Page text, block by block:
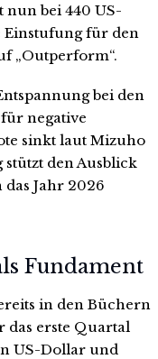
nun bei 440 US-
Einstufung für den
„Outperform“.
bei den
negative
sinkt laut Mizuho
den Ausblick
Jahr 2026
Fundament
in den Büchern
das erste Quartal
US-Dollar und